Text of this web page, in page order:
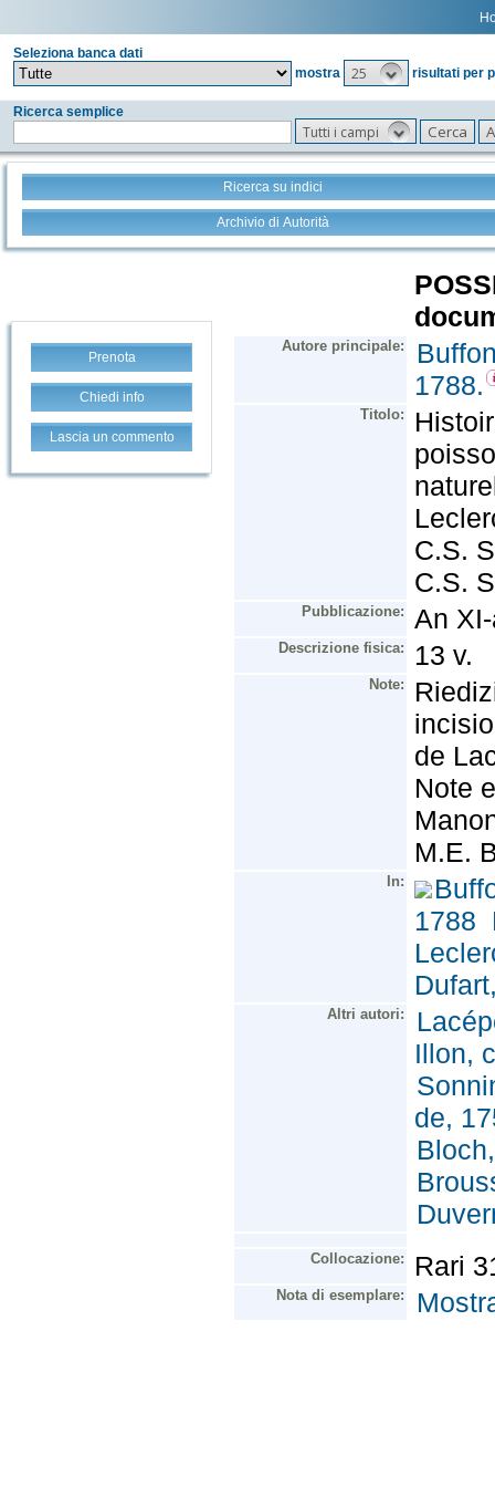
Seleziona banca dati
mostra
25 risultati per
Ricerca semplice
Tutti i campi
Ricerca su indici
Archivio di Autorità
Prenota
Chiedi info
Lascia un commento